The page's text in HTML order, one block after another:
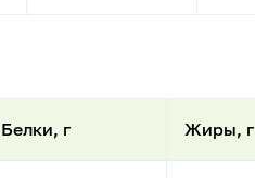
Белки, г Жиры, г